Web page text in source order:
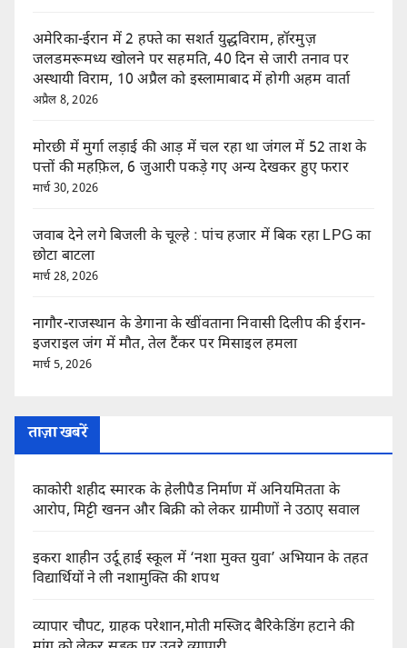
अमेरिका-ईरान में 2 हफ्ते का सशर्त युद्धविराम, हॉरमुज़
जलडमरूमध्य खोलने पर सहमति, 40 दिन से जारी तनाव पर
अस्थायी विराम, 10 अप्रैल को इस्लामाबाद में होगी अहम वार्ता
अप्रैल 8, 2026
मोरछी में मुर्गा लड़ाई की आड़ में चल रहा था जंगल में 52 ताश के
पत्तों की महफ़िल, 6 जुआरी पकड़े गए अन्य देखकर हुए फरार
मार्च 30, 2026
जवाब देने लगे बिजली के चूल्हे : पांच हजार में बिक रहा LPG का
छोटा बाटला
मार्च 28, 2026
नागौर-राजस्थान के डेगाना के खींवताना निवासी दिलीप की ईरान-
इजराइल जंग में मौत, तेल टैंकर पर मिसाइल हमला
मार्च 5, 2026
ताज़ा खबरें
काकोरी शहीद स्मारक के हेलीपैड निर्माण में अनियमितता के
आरोप, मिट्टी खनन और बिक्री को लेकर ग्रामीणों ने उठाए सवाल
इकरा शाहीन उर्दू हाई स्कूल में ‘नशा मुक्त युवा’ अभियान के तहत
विद्यार्थियों ने ली नशामुक्ति की शपथ
व्यापार चौपट, ग्राहक परेशान,मोती मस्जिद बैरिकेडिंग हटाने की